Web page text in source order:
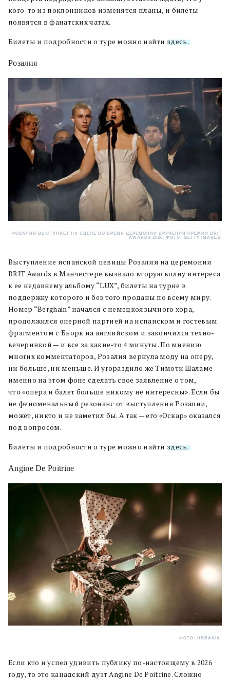
кого-то из поклонников изменятся планы, и билеты
появятся в фанатских чатах.
Билеты и подробности о туре можно найти здесь.
Розалия
РОЗАЛИЯ ВЫСТУПАЕТ НА СЦЕНЕ ВО ВРЕМЯ ЦЕРЕМОНИИ ВРУЧЕНИЯ ПРЕМИИ BRIT
AWARDS 2026. ФОТО: GETTY IMAGES.
Выступление испанской певицы Розалии на церемонии
BRIT Awards в Манчестере вызвало вторую волну интереса
к ее недавнему альбому “LUX”, билеты на турне в
поддержку которого и без того проданы по всему миру.
Номер “Berghain” начался с немецкоязычного хора,
продолжился оперной партией на испанском и гостевым
фрагментом с Бьорк на английском и закончился техно-
вечеринкой — и все за какие-то 4 минуты. По мнению
многих комментаторов, Розалия вернула моду на оперу,
ни больше, ни меньше. И угораздило же Тимоти Шаламе
именно на этом фоне сделать свое заявление о том,
что «опера и балет больше никому не интересны». Если бы
не феноменальный резонанс от выступления Розалии,
может, никто и не заметил бы. А так — его «Оскар» оказался
под вопросом.
Билеты и подробности о туре можно найти здесь.
Angine De Poitrine
ФОТО: URBANIA.
Если кто и успел удивить публику по-настоящему в 2026
году, то это канадский дуэт Angine De Poitrine. Сложно